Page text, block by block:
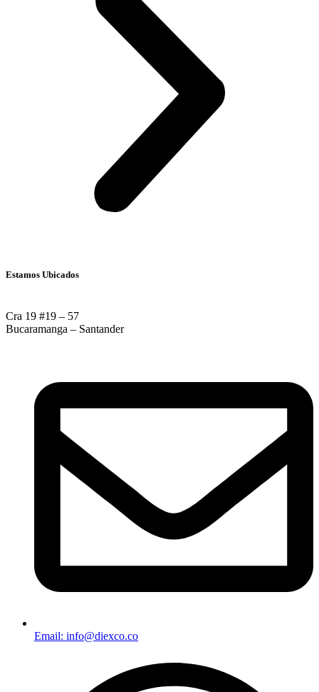
Estamos Ubicados
Cra 19 #19 – 57
Bucaramanga – Santander
Email: info@diexco.co